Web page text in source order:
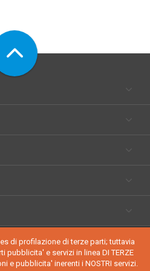
di profilazione di terze parti; tuttavia
pubblicita' e servizi in linea DI TERZE
e pubblicita' inerenti i NOSTRI servizi.